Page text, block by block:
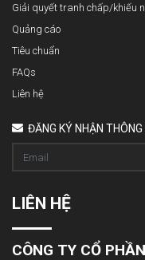
Giải quyết tranh chấp/khiếu
Quảng cáo
Tiêu chuẩn
FAQs
Liên hệ
ĐĂNG KÝ NHẬN THÔNG
LIÊN HỆ
CÔNG TY CỔ